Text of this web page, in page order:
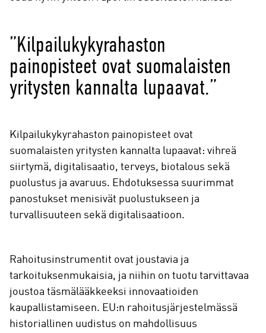
”Kilpailukykyrahaston
painopisteet ovat suomalaisten
yritysten kannalta lupaavat.”
Kilpailukykyrahaston painopisteet ovat
suomalaisten yritysten kannalta lupaavat: vihreä
siirtymä, digitalisaatio, terveys, biotalous sekä
puolustus ja avaruus. Ehdotuksessa suurimmat
panostukset menisivät puolustukseen ja
turvallisuuteen sekä digitalisaatioon.
Rahoitusinstrumentit ovat joustavia ja
tarkoituksenmukaisia, ja niihin on tuotu tarvittavaa
joustoa täsmälääkkeeksi innovaatioiden
kaupallistamiseen. EU:n rahoitusjärjestelmässä
historiallinen uudistus on mahdollisuus